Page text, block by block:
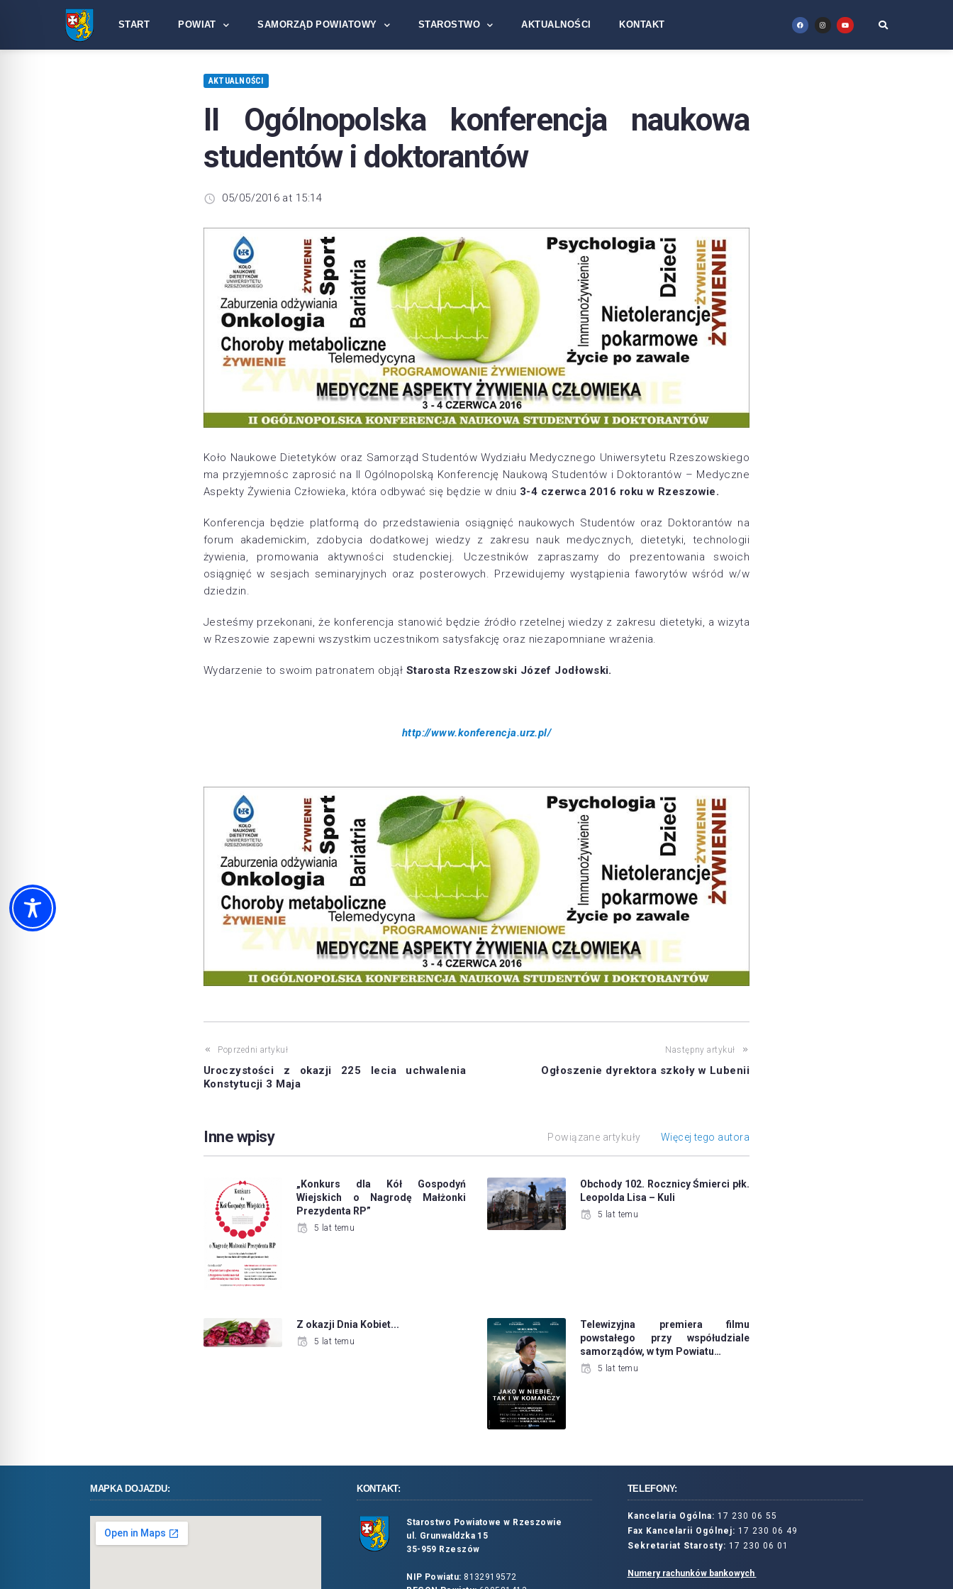
START POWIAT SAMORZĄD POWIATOWY STAROSTWO AKTUALNOŚCI KONTAKT
AKTUALNOŚCI
II Ogólnopolska konferencja naukowa
studentów i doktorantów
05/05/2016 at 15:14
Koło Naukowe Dietetyków oraz Samorząd Studentów Wydziału Medycznego Uniwersytetu Rzeszowskiego
ma przyjemnośc zaprosić na II Ogólnopolską Konferencję Naukową Studentów i Doktorantów – Medyczne
Aspekty Żywienia Człowieka, która odbywać się będzie w dniu 3-4 czerwca 2016 roku w Rzeszowie.
Konferencja będzie platformą do przedstawienia osiągnięć naukowych Studentów oraz Doktorantów na
forum akademickim, zdobycia dodatkowej wiedzy z zakresu nauk medycznych, dietetyki, technologii
żywienia, promowania aktywności studenckiej. Uczestników zapraszamy do prezentowania swoich
osiągnięć w sesjach seminaryjnych oraz posterowych. Przewidujemy wystąpienia faworytów wśród w/w
dziedzin.
Jesteśmy przekonani, że konferencja stanowić będzie źródło rzetelnej wiedzy z zakresu dietetyki, a wizyta
w Rzeszowie zapewni wszystkim uczestnikom satysfakcję oraz niezapomniane wrażenia.
Wydarzenie to swoim patronatem objął Starosta Rzeszowski Józef Jodłowski.
http://www.konferencja.urz.pl/
Poprzedni artykuł
Uroczystości z okazji 225 lecia uchwalenia
Konstytucji 3 Maja
Następny artykuł
Ogłoszenie dyrektora szkoły w Lubenii
Inne wpisy Powiązane artykuły Więcej tego autora
„Konkurs dla Kół Gospodyń
Wiejskich o Nagrodę Małżonki
Prezydenta RP”
5 lat temu
Obchody 102. Rocznicy Śmierci płk.
Leopolda Lisa – Kuli
5 lat temu
Z okazji Dnia Kobiet...
5 lat temu
Telewizyjna premiera filmu
powstałego przy współudziale
samorządów, w tym Powiatu…
5 lat temu
MAPKA DOJAZDU: KONTAKT:
Starostwo Powiatowe w Rzeszowie
ul. Grunwaldzka 15
35-959 Rzeszów
NIP Powiatu: 8132919572
TELEFONY:
Kancelaria Ogólna: 17 230 06 55
Fax Kancelarii Ogólnej: 17 230 06 49
Sekretariat Starosty: 17 230 06 01
Numery rachunków bankowych